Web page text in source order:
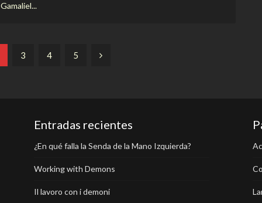
Gamaliel...
3 4 5
Entradas recientes
¿En qué falla la Senda de la Mano Izquierda?
Working with Demons
Il lavoro con i demoni